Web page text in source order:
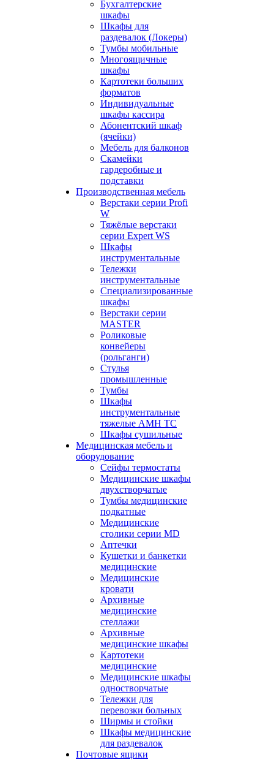
Бухгалтерские
шкафы
Шкафы для
раздевалок (Локеры)
Тумбы мобильные
Многоящичные
шкафы
Картотеки больших
форматов
Индивидуальные
шкафы кассира
Абонентский шкаф
(ячейки)
Мебель для балконов
Скамейки
гардеробные и
подставки
Производственная мебель
Верстаки серии Profi
W
Тяжёлые верстаки
серии Expert WS
Шкафы
инструментальные
Тележки
инструментальные
Cпециализированные
шкафы
Верстаки серии
MASTER
Роликовые
конвейеры
(рольганги)
Стулья
промышленные
Тумбы
Шкафы
инструментальные
тяжелые АМН ТС
Шкафы сушильные
Медицинская мебель и
оборудование
Сейфы термостаты
Медицинские шкафы
двухстворчатые
Тумбы медицинские
подкатные
Медицинские
столики серии MD
Аптечки
Кушетки и банкетки
медицинские
Медицинские
кровати
Архивные
медицинские
стеллажи
Архивные
медицинские шкафы
Картотеки
медицинские
Медицинские шкафы
одностворчатые
Тележки для
перевозки больных
Ширмы и стойки
Шкафы медицинские
для раздевалок
Почтовые ящики